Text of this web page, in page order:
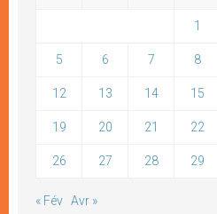
1
5 6 7 8
12 13 14 15
19 20 21 22
26 27 28 29
« Fév Avr »